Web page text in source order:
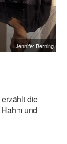
Jennifer Berning
erzählt die
und